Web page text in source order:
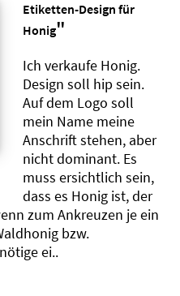
Etiketten-Design für
Honig"
Ich verkaufe Honig.
Design soll hip sein.
Auf dem Logo soll
mein Name meine
Anschrift stehen, aber
nicht dominant. Es
muss ersichtlich sein,
dass es Honig ist, der
zum Ankreuzen je ein
bzw.
ei..